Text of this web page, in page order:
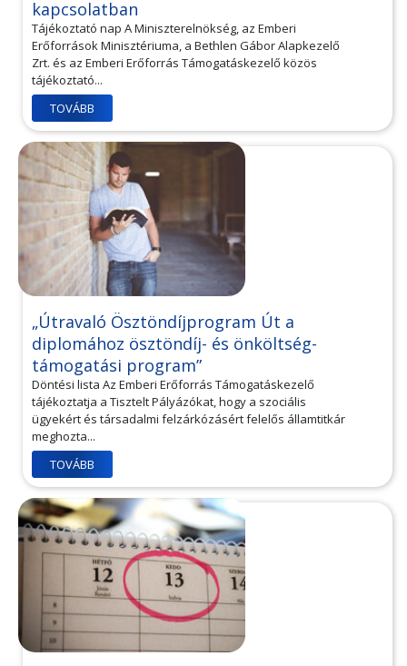
kapcsolatban
Tájékoztató nap A Miniszterelnökség, az Emberi
Erőforrások Minisztériuma, a Bethlen Gábor Alapkezelő
Zrt. és az Emberi Erőforrás Támogatáskezelő közös
tájékoztató...
TOVÁBB
„Útravaló Ösztöndíjprogram Út a
diplomához ösztöndíj- és önköltség-
támogatási program”
Döntési lista Az Emberi Erőforrás Támogatáskezelő
tájékoztatja a Tisztelt Pályázókat, hogy a szociális
ügyekért és társadalmi felzárkózásért felelős államtitkár
meghozta...
TOVÁBB